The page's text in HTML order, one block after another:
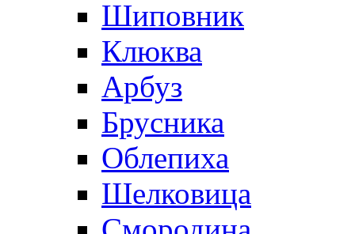
Шиповник
Клюква
Арбуз
Брусника
Облепиха
Шелковица